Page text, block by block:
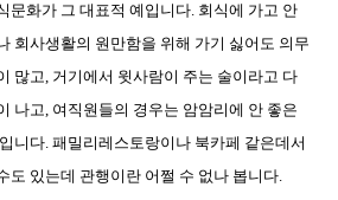
문화가 그 대표적 예입니다. 회식에 가고 안
회사생활의 원만함을 위해 가기 싫어도 의무
많고, 거기에서 윗사람이 주는 술이라고 다
나고, 여직원들의 경우는 암암리에 안 좋은
니다. 패밀리레스토랑이나 북카페 같은데서
도 있는데 관행이란 어쩔 수 없나 봅니다.